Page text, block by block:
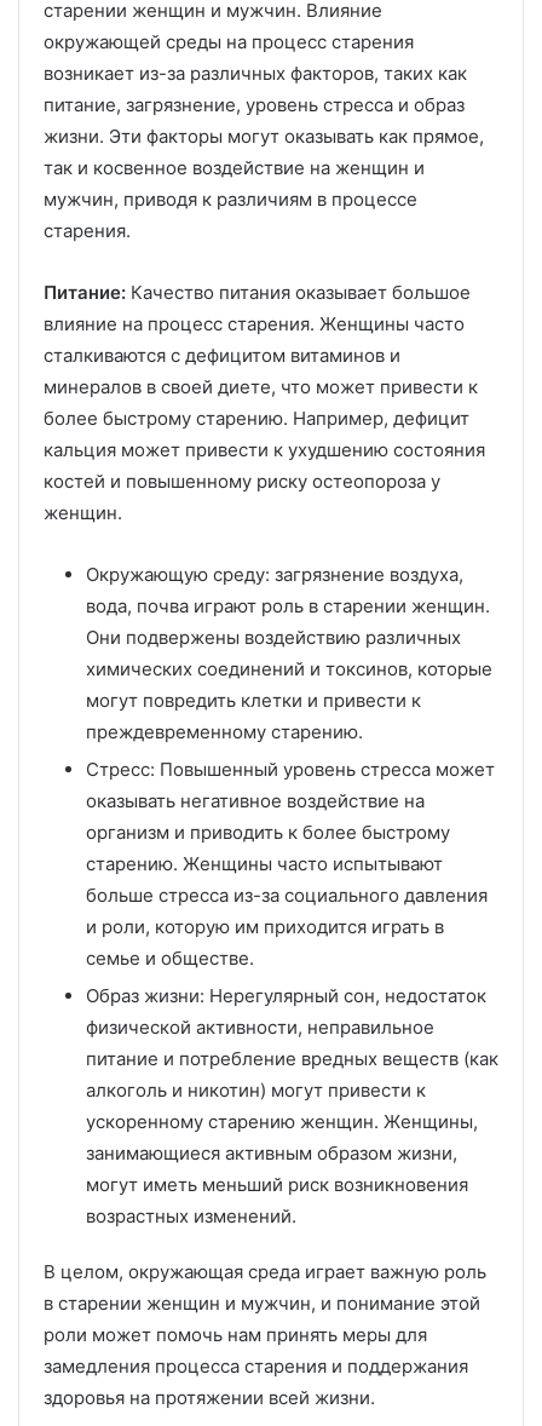
старении женщин и мужчин. Влияние
окружающей среды на процесс старения
возникает из-за различных факторов, таких как
питание, загрязнение, уровень стресса и образ
жизни. Эти факторы могут оказывать как прямое,
так и косвенное воздействие на женщин и
мужчин, приводя к различиям в процессе
старения.
Питание: Качество питания оказывает большое
влияние на процесс старения. Женщины часто
сталкиваются с дефицитом витаминов и
минералов в своей диете, что может привести к
более быстрому старению. Например, дефицит
кальция может привести к ухудшению состояния
костей и повышенному риску остеопороза у
женщин.
Окружающую среду: загрязнение воздуха,
вода, почва играют роль в старении женщин.
Они подвержены воздействию различных
химических соединений и токсинов, которые
могут повредить клетки и привести к
преждевременному старению.
Стресс: Повышенный уровень стресса может
оказывать негативное воздействие на
организм и приводить к более быстрому
старению. Женщины часто испытывают
больше стресса из-за социального давления
и роли, которую им приходится играть в
семье и обществе.
Образ жизни: Нерегулярный сон, недостаток
физической активности, неправильное
питание и потребление вредных веществ (как
алкоголь и никотин) могут привести к
ускоренному старению женщин. Женщины,
занимающиеся активным образом жизни,
могут иметь меньший риск возникновения
возрастных изменений.
В целом, окружающая среда играет важную роль
в старении женщин и мужчин, и понимание этой
роли может помочь нам принять меры для
замедления процесса старения и поддержания
здоровья на протяжении всей жизни.